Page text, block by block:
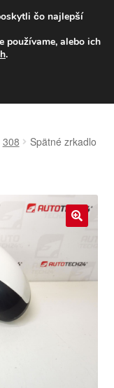
308
Spätné zrkadlo
čo najlepší
používame, alebo ich
.